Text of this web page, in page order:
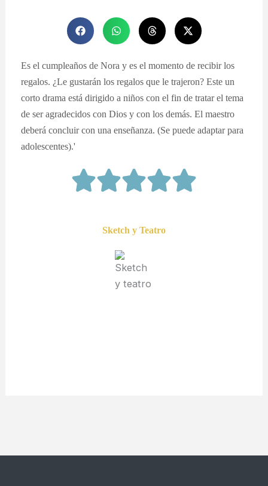
Es el cumpleaños de Nora y es el momento de recibir los
regalos. ¿Le gustarán los regalos que le trajeron? Este un
corto drama está dirigido a niños con el fin de tratar el tema
de ser agradecidos con Dios y con los demás. El maestro
deberá concluir con una enseñanza. (Se puede adaptar para
adolescentes).'
Sketch y Teatro